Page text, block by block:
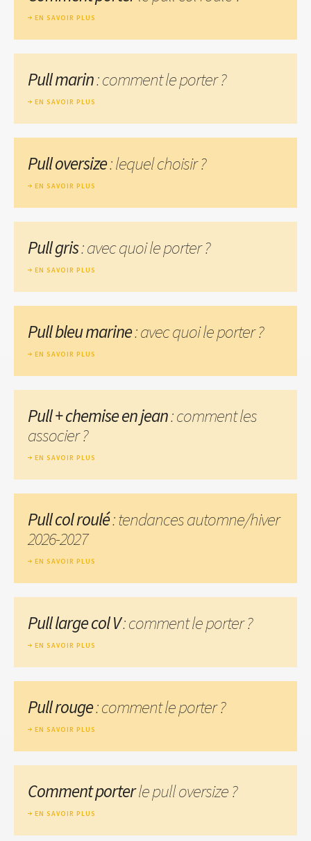
EN SAVOIR PLUS
Pull marin: comment le porter ?
EN SAVOIR PLUS
Pull oversize: lequel choisir ?
EN SAVOIR PLUS
Pull gris: avec quoi le porter ?
EN SAVOIR PLUS
Pull bleu marine: avec quoi le porter ?
EN SAVOIR PLUS
Pull + chemise en jean: comment les
associer ?
EN SAVOIR PLUS
Pull col roulé: tendances automne/hiver
2026-2027
EN SAVOIR PLUS
Pull large col V: comment le porter ?
EN SAVOIR PLUS
Pull rouge: comment le porter ?
EN SAVOIR PLUS
Comment porterle pull oversize ?
EN SAVOIR PLUS